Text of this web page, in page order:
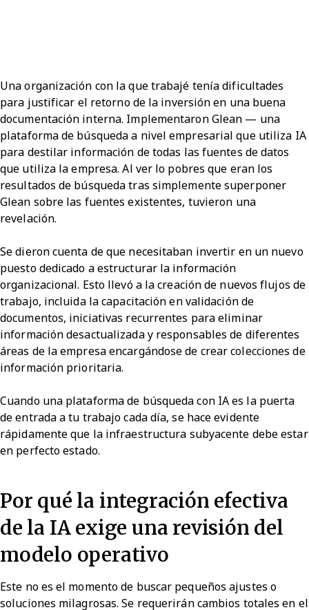
Una organización con la que trabajé tenía dificultades
para justificar el retorno de la inversión en una buena
documentación interna. Implementaron Glean — una
plataforma de búsqueda a nivel empresarial que utiliza IA
para destilar información de todas las fuentes de datos
que utiliza la empresa. Al ver lo pobres que eran los
resultados de búsqueda tras simplemente superponer
Glean sobre las fuentes existentes, tuvieron una
revelación.
Se dieron cuenta de que necesitaban invertir en un nuevo
puesto dedicado a estructurar la información
organizacional. Esto llevó a la creación de nuevos flujos de
trabajo, incluida la capacitación en validación de
documentos, iniciativas recurrentes para eliminar
información desactualizada y responsables de diferentes
áreas de la empresa encargándose de crear colecciones de
información prioritaria.
Cuando una plataforma de búsqueda con IA es la puerta
de entrada a tu trabajo cada día, se hace evidente
rápidamente que la infraestructura subyacente debe estar
en perfecto estado.
Por qué la integración efectiva
de la IA exige una revisión del
modelo operativo
Este no es el momento de buscar pequeños ajustes o
soluciones milagrosas. Se requerirán cambios totales en el